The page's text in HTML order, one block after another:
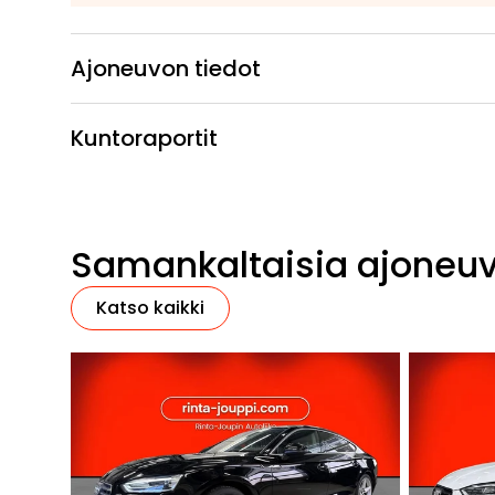
Ajoneuvon tiedot
Kuntoraportit
Samankaltaisia
Katso kaikki